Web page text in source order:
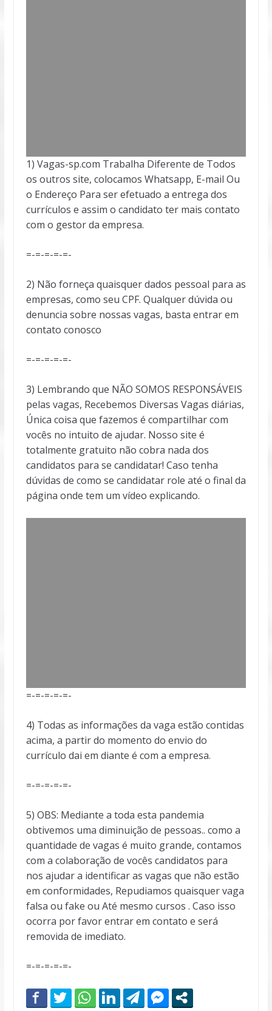
1) Vagas-sp.com Trabalha Diferente de Todos
os outros site, colocamos Whatsapp, E-mail Ou
o Endereço Para ser efetuado a entrega dos
currículos e assim o candidato ter mais contato
com o gestor da empresa.
=-=-=-=-=-
2) Não forneça quaisquer dados pessoal para as
empresas, como seu CPF. Qualquer dúvida ou
denuncia sobre nossas vagas, basta entrar em
contato conosco
=-=-=-=-=-
3) Lembrando que NÃO SOMOS RESPONSÁVEIS
pelas vagas, Recebemos Diversas Vagas diárias,
Única coisa que fazemos é compartilhar com
vocês no intuito de ajudar. Nosso site é
totalmente gratuito não cobra nada dos
candidatos para se candidatar! Caso tenha
dúvidas de como se candidatar role até o final da
página onde tem um vídeo explicando.
=-=-=-=-=-
4) Todas as informações da vaga estão contidas
acima, a partir do momento do envio do
currículo dai em diante é com a empresa.
=-=-=-=-=-
5) OBS: Mediante a toda esta pandemia
obtivemos uma diminuição de pessoas.. como a
quantidade de vagas é muito grande, contamos
com a colaboração de vocês candidatos para
nos ajudar a identificar as vagas que não estão
em conformidades, Repudiamos quaisquer vaga
falsa ou fake ou Até mesmo cursos . Caso isso
ocorra por favor entrar em contato e será
removida de imediato.
=-=-=-=-=-